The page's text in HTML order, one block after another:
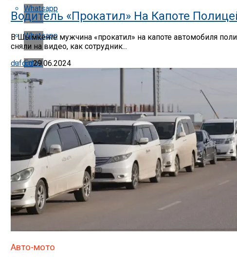
Whatsapp
Whatsapp
Email
Водитель «прокатил» На Капоте
В Шымкенте мужчина «прокатил» на капоте автомобиля
сняли на видео, как сотрудник...
duford29.06.2024
Авто-мото